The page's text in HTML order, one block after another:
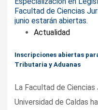
Actualidad
Inscripciones abiertas
Tributaria y Aduanas
La Facultad de
Universidad de Caldas